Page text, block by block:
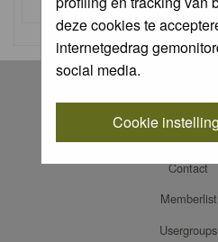
deze cookies te
internetgedrag
social media.
Cookie
Log in
Contact
Memberlist
Usergroups